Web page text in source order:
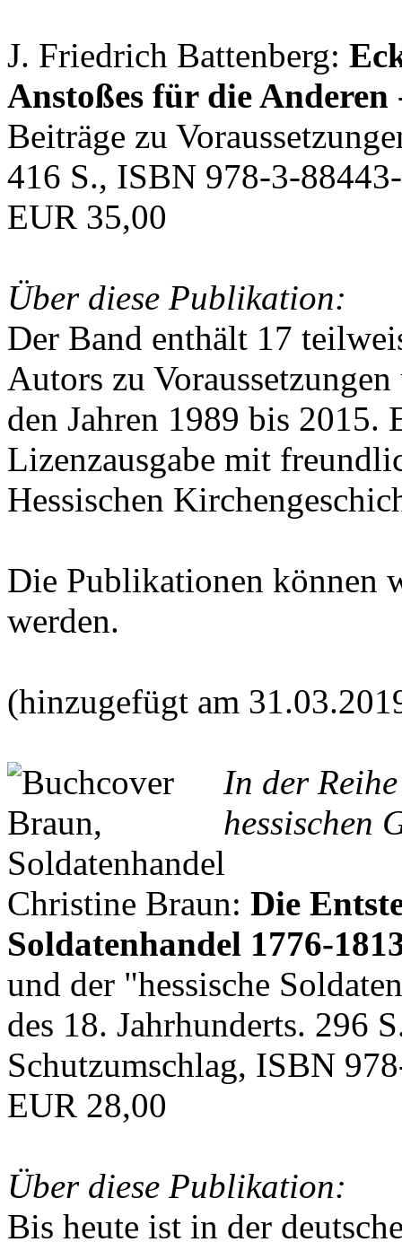
J. Friedrich Battenberg:
Anstoßes für die Anderen
Beiträge zu
416 S., ISBN 978-3-
EUR 35,00
Über diese Publikation:
Der Band enthält 17
Autors zu
den Jahren 1989 bis 2015.
Lizenzausgabe mit
Hessischen
Die Publikationen können
werden.
(hinzugefügt am
In der
hessischen
Christine Braun: Die
Soldatenhandel 1776-
und der "hessische
des 18. Jahrhunderts. 296
Schutzumschlag, ISBN
EUR 28,00
Über diese Publikation:
Bis heute ist in der